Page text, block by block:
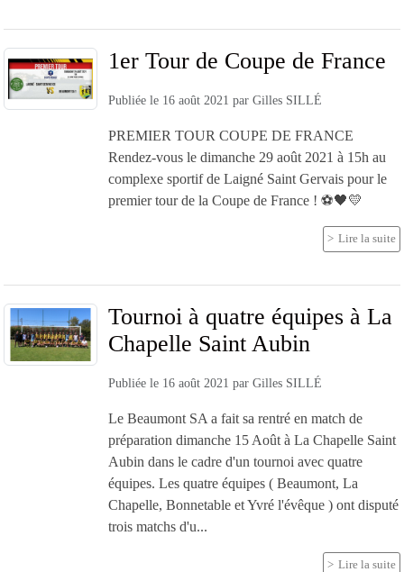
1er Tour de Coupe de France
Publiée le 16 août 2021 par Gilles SILLÉ
PREMIER TOUR COUPE DE FRANCE
Rendez-vous le dimanche 29 août 2021 à 15h au
complexe sportif de Laigné Saint Gervais pour le
premier tour de la Coupe de France ! ⚽️🖤💛
Lire la suite
Tournoi à quatre équipes à La
Chapelle Saint Aubin
Publiée le 16 août 2021 par Gilles SILLÉ
Le Beaumont SA a fait sa rentré en match de
préparation dimanche 15 Août à La Chapelle Saint
Aubin dans le cadre d'un tournoi avec quatre
équipes. Les quatre équipes ( Beaumont, La
Chapelle, Bonnetable et Yvré l'évêque ) ont disputé
trois matchs d'u...
Lire la suite